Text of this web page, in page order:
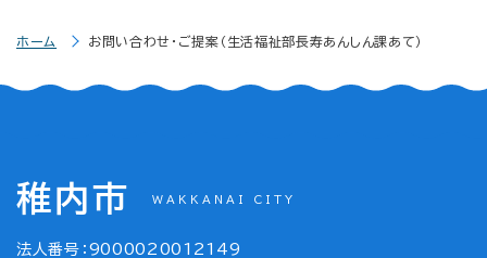
ホーム お問い合わせ・ご提案（生活福祉部長寿あんしん課あて）
稚内市 WAKKANAI CITY
法人番号：9000020012149